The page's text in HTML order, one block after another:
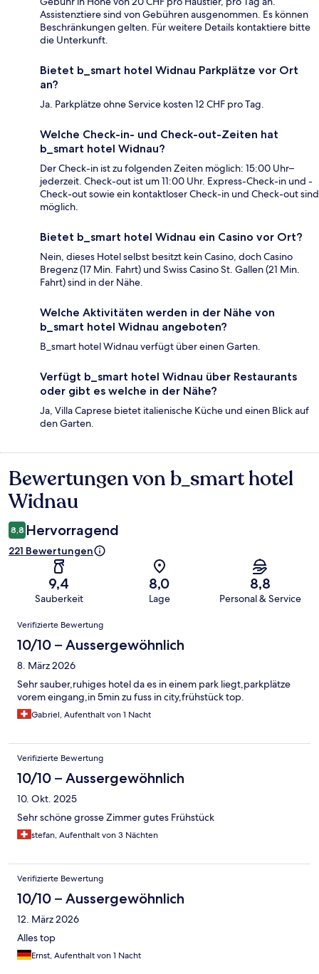
Assistenztiere sind von Gebühren ausgenommen. Es können
Beschränkungen gelten. Für weitere Details kontaktiere bitte
die Unterkunft.
Bietet b_smart hotel Widnau Parkplätze vor Ort
an?
Ja. Parkplätze ohne Service kosten 12 CHF pro Tag.
Welche Check-in- und Check-out-Zeiten hat
b_smart hotel Widnau?
Der Check-in ist zu folgenden Zeiten möglich: 15:00 Uhr–
jederzeit. Check-out ist um 11:00 Uhr. Express-Check-in und -
Check-out sowie ein kontaktloser Check-in und Check-out sind
möglich.
Bietet b_smart hotel Widnau ein Casino vor Ort?
Nein, dieses Hotel selbst besitzt kein Casino, doch Casino
Bregenz (17 Min. Fahrt) und Swiss Casino St. Gallen (21 Min.
Fahrt) sind in der Nähe.
Welche Aktivitäten werden in der Nähe von
b_smart hotel Widnau angeboten?
B_smart hotel Widnau verfügt über einen Garten.
Verfügt b_smart hotel Widnau über Restaurants
oder gibt es welche in der Nähe?
Ja, Villa Caprese bietet italienische Küche und einen Blick auf
den Garten.
Bewertungen
Bewertungen von b_smart hotel
Widnau
8,8 Hervorragend
221 Bewertungen
9,4
Sauberkeit
8,0
Lage
8,8
Personal & Service
Bewertungen
Verifizierte Bewertung
10/10 – Aussergewöhnlich
8. März 2026
Sehr sauber,ruhiges hotel da es in einem park liegt,parkplätze
vorem eingang,in 5min zu fuss in city,frühstück top.
Gabriel, Aufenthalt von 1 Nacht
Verifizierte Bewertung
10/10 – Aussergewöhnlich
10. Okt. 2025
Sehr schöne grosse Zimmer gutes Frühstück
stefan, Aufenthalt von 3 Nächten
Verifizierte Bewertung
10/10 – Aussergewöhnlich
12. März 2026
Alles top
Ernst, Aufenthalt von 1 Nacht